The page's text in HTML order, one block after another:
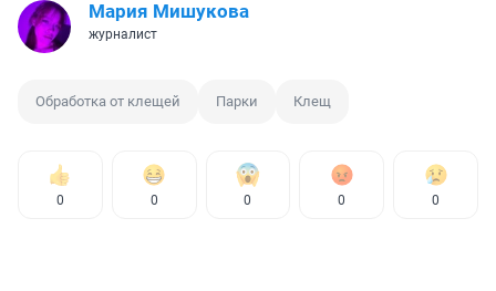
Мария Мишукова
журналист
Обработка от клещей Парки Клещ
0 0 0 0 0